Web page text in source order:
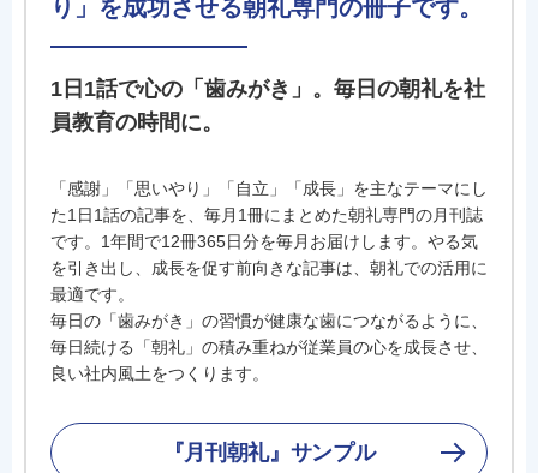
り」を成功させる朝礼専門の冊子です。
1日1話で心の「歯みがき」。毎日の朝礼を社
員教育の時間に。
「感謝」「思いやり」「自立」「成長」を主なテーマにし
た1日1話の記事を、毎月1冊にまとめた朝礼専門の月刊誌
です。1年間で12冊365日分を毎月お届けします。やる気
を引き出し、成長を促す前向きな記事は、朝礼での活用に
最適です。
毎日の「歯みがき」の習慣が健康な歯につながるように、
毎日続ける「朝礼」の積み重ねが従業員の心を成長させ、
良い社内風土をつくります。
『月刊朝礼』サンプル